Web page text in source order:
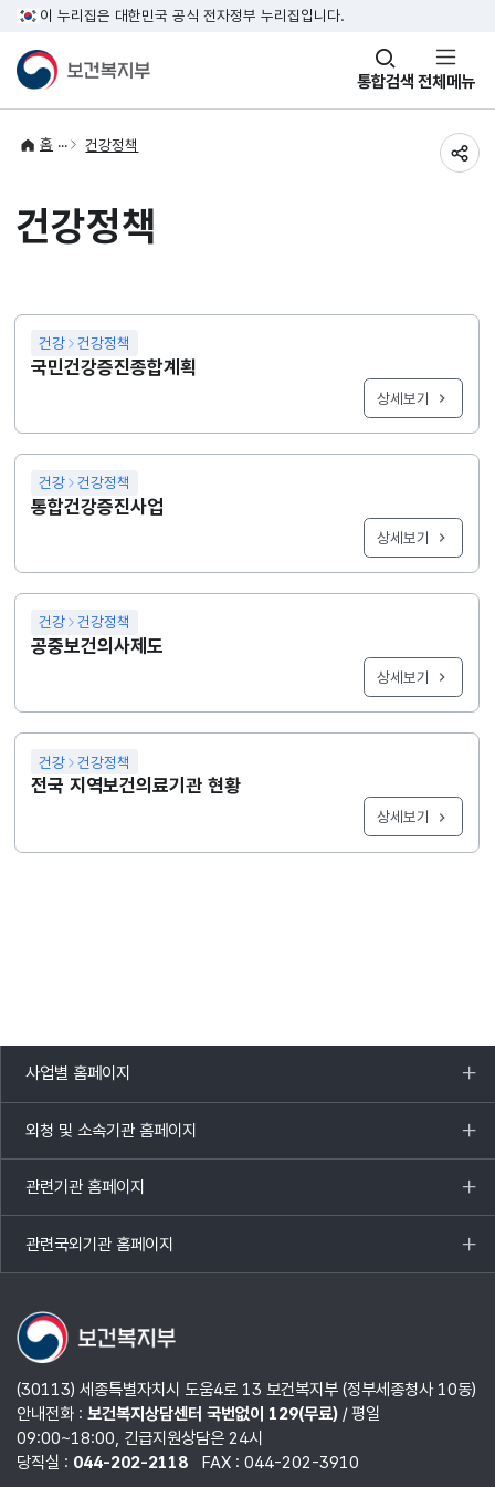
이 누리집은 대한민국 공식 전자정부 누리집입니다.
통합검색
창
열기 전체메뉴
홈 건강정책
건강정책
건강 건강정책
국민건강증진종합계획
상세보기
건강 건강정책
통합건강증진사업
상세보기
건강 건강정책
공중보건의사제도
상세보기
건강 건강정책
전국 지역보건의료기관 현황
상세보기
사업별 홈페이지
목록
열기
외청 및 소속기관 홈페이지
목록
열기
관련기관 홈페이지
목록
열기
관련국외기관 홈페이지
목록
열기
(30113) 세종특별자치시 도움4로 13 보건복지부 (정부세종청사 10동)
안내전화 : 보건복지상담센터 국번없이 129(무료)/ 평일
09:00~18:00, 긴급지원상담은 24시
당직실 : 044-202-2118 FAX : 044-202-3910